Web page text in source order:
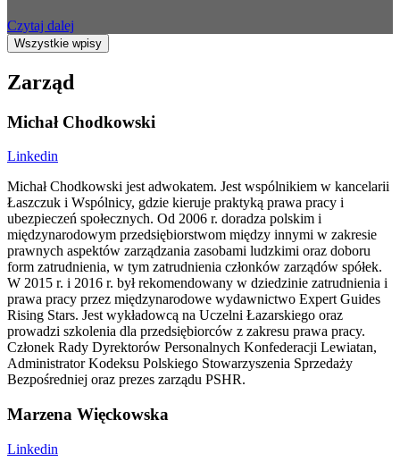
Czytaj dalej
Wszystkie wpisy
Zarząd
Michał Chodkowski
Linkedin
Michał Chodkowski jest adwokatem. Jest wspólnikiem w kancelarii
Łaszczuk i Wspólnicy, gdzie kieruje praktyką prawa pracy i
ubezpieczeń społecznych. Od 2006 r. doradza polskim i
międzynarodowym przedsiębiorstwom między innymi w zakresie
prawnych aspektów zarządzania zasobami ludzkimi oraz doboru
form zatrudnienia, w tym zatrudnienia członków zarządów spółek.
W 2015 r. i 2016 r. był rekomendowany w dziedzinie zatrudnienia i
prawa pracy przez międzynarodowe wydawnictwo Expert Guides
Rising Stars. Jest wykładowcą na Uczelni Łazarskiego oraz
prowadzi szkolenia dla przedsiębiorców z zakresu prawa pracy.
Członek Rady Dyrektorów Personalnych Konfederacji Lewiatan,
Administrator Kodeksu Polskiego Stowarzyszenia Sprzedaży
Bezpośredniej oraz prezes zarządu PSHR.
Marzena Więckowska
Linkedin